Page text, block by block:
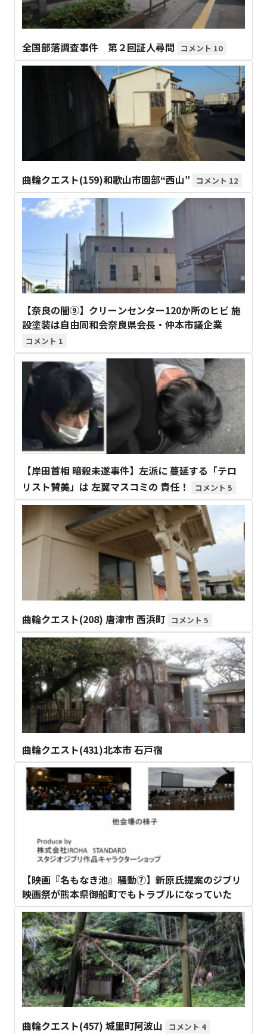
全国部落調査事件 第２回証人尋問 10
曲輪クエスト(159)和歌山市園部“西山” 12
【奈良の闇⑨】クリーンセンター120か所のヒビ 施
設塗装は自由同和会奈良県会長・仲本市議企業
1
【岸田首相 暗殺未遂事件】左派に 蔓延する「テロ
リスト賛美」は 左翼マスコミの 責任！
5
曲輪クエスト(208) 唐津市 西浜町 5
曲輪クエスト(431)北本市 石戸宿
【映画『名もなき池』騒動⑦】新原氏提案のジブリ
映画祭が熊本県御船町でもトラブルになっていた
曲輪クエスト(457) 城里町阿波山 4